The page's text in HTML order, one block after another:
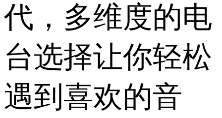
代，多维度的电
台选择让你轻松
遇到喜欢的音